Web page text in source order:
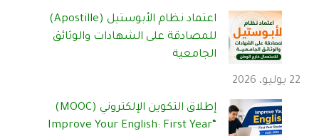
اعتماد نظام الأبوستيل (Apostille)
للمصادقة على الشهادات والوثائق
الجامعية
22 يوليو، 2026
إطلاق التكوين الإلكتروني (MOOC)
“Improve Your English: First Year